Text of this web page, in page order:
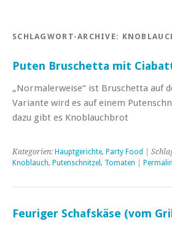
SCHLAGWORT-ARCHIVE:
Puten Bruschetta mit
„Normalerweise“ ist Bruschetta auf
Variante wird es auf einem
dazu gibt es Knoblauchbrot
Kategorien: Hauptgerichte, Party Food |
Knoblauch, Putenschnitzel , Tomaten
Feuriger Schafskäse (vom